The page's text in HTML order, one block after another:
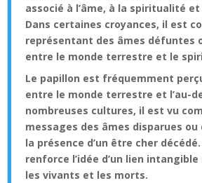
associé à l’âme, à la spiritualité
Dans certaines croyances, il est
représentant des âmes défuntes
entre le monde terrestre et le
Le papillon est fréquemment
entre le monde terrestre et l’au-
nombreuses cultures, il est vu
messages des âmes disparues
la présence d’un être cher
renforce l’idée d’un lien
les vivants et les morts.